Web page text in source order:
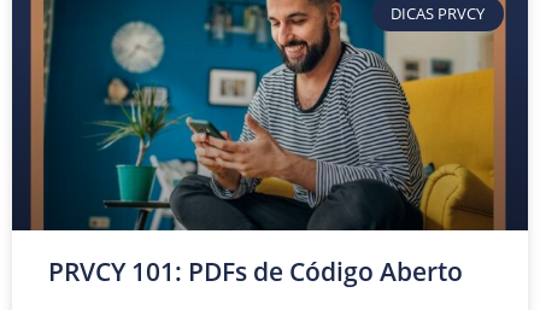
DICAS PRVCY
PRVCY 101: PDFs de Código Aberto